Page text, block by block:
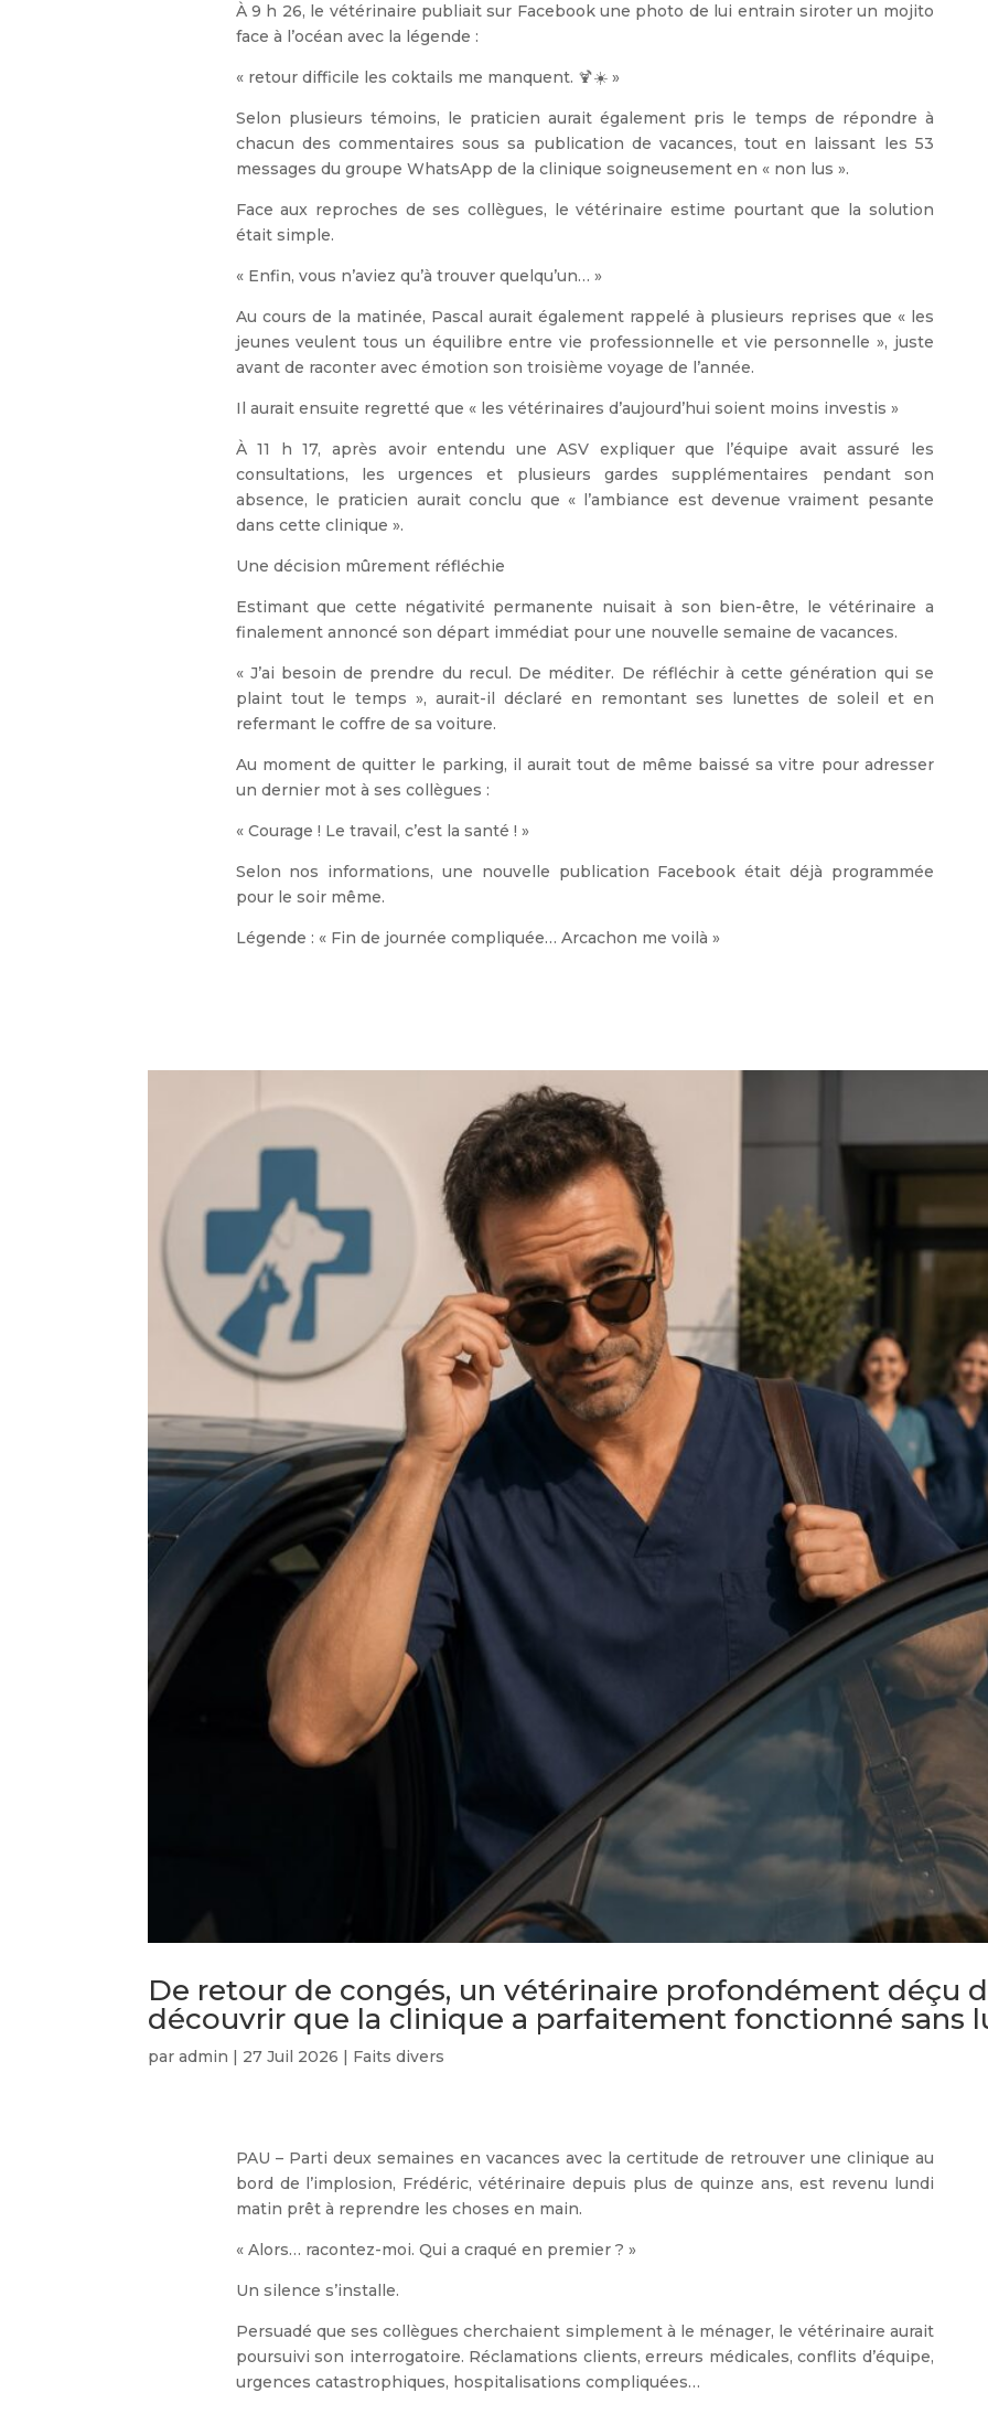
À 9 h 26, le vétérinaire publiait sur Facebook une photo de lui entrain siroter un mojito
face à l’océan avec la légende :
« retour difficile les coktails me manquent. 🍹☀️ »
Selon plusieurs témoins, le praticien aurait également pris le temps de répondre à
chacun des commentaires sous sa publication de vacances, tout en laissant les 53
messages du groupe WhatsApp de la clinique soigneusement en « non lus ».
Face aux reproches de ses collègues, le vétérinaire estime pourtant que la solution
était simple.
« Enfin, vous n’aviez qu’à trouver quelqu’un… »
Au cours de la matinée, Pascal aurait également rappelé à plusieurs reprises que « les
jeunes veulent tous un équilibre entre vie professionnelle et vie personnelle », juste
avant de raconter avec émotion son troisième voyage de l’année.
Il aurait ensuite regretté que « les vétérinaires d’aujourd’hui soient moins investis »
À 11 h 17, après avoir entendu une ASV expliquer que l’équipe avait assuré les
consultations, les urgences et plusieurs gardes supplémentaires pendant son
absence, le praticien aurait conclu que « l’ambiance est devenue vraiment pesante
dans cette clinique ».
Une décision mûrement réfléchie
Estimant que cette négativité permanente nuisait à son bien-être, le vétérinaire a
finalement annoncé son départ immédiat pour une nouvelle semaine de vacances.
« J’ai besoin de prendre du recul. De méditer. De réfléchir à cette génération qui se
plaint tout le temps », aurait-il déclaré en remontant ses lunettes de soleil et en
refermant le coffre de sa voiture.
Au moment de quitter le parking, il aurait tout de même baissé sa vitre pour adresser
un dernier mot à ses collègues :
« Courage ! Le travail, c’est la santé ! »
Selon nos informations, une nouvelle publication Facebook était déjà programmée
pour le soir même.
Légende : « Fin de journée compliquée… Arcachon me voilà »
De retour de congés, un vétérinaire profondément déçu
découvrir que la clinique a parfaitement fonctionné sans
paradmin | 27 Juil 2026 | Faits divers
PAU – Parti deux semaines en vacances avec la certitude de retrouver une clinique au
bord de l’implosion, Frédéric, vétérinaire depuis plus de quinze ans, est revenu lundi
matin prêt à reprendre les choses en main.
« Alors… racontez-moi. Qui a craqué en premier ? »
Un silence s’installe.
Persuadé que ses collègues cherchaient simplement à le ménager, le vétérinaire aurait
poursuivi son interrogatoire. Réclamations clients, erreurs médicales, conflits d’équipe,
urgences catastrophiques, hospitalisations compliquées…